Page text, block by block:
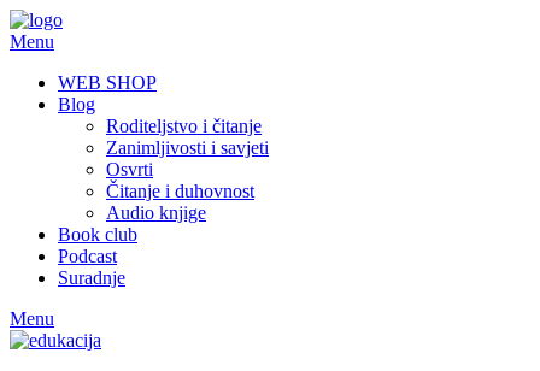
Skip
to
Menu
WEB SHOP
Blog
Roditeljstvo i čitanje
Zanimljivosti i savjeti
Osvrti
Čitanje i duhovnost
Audio knjige
Book club
Podcast
Suradnje
Menu